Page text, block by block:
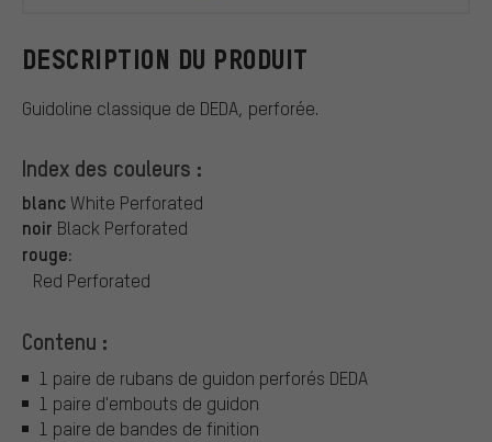
DESCRIPTION DU PRODUIT
Guidoline classique de DEDA, perforée.
Index des couleurs :
blancWhite Perforated
noir Black Perforated
rouge:
Red Perforated
Contenu :
1 paire de rubans de guidon perforés DEDA
1 paire d'embouts de guidon
1 paire de bandes de finition